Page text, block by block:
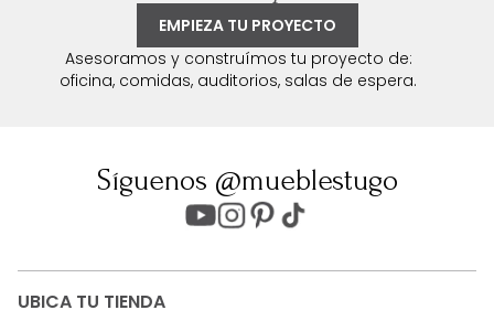
EMPIEZA TU PROYECTO
Asesoramos y construímos tu proyecto de:
oficina, comidas, auditorios, salas de espera.
Síguenos @mueblestugo
UBICA TU TIENDA